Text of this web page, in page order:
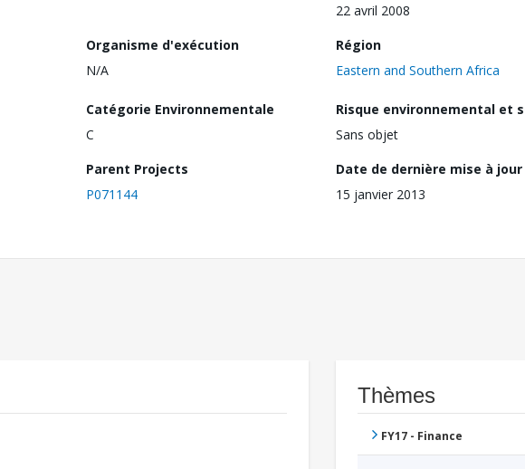
22 avril 2008
Organisme d'exécution
N/A
Région
Eastern and Southern Africa
Catégorie Environnementale
C
Risque environnemental et
Sans objet
Parent Projects
P071144
Date de dernière mise à jour
15 janvier 2013
Thèmes
FY17 - Finance